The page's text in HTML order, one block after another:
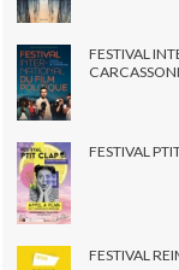
FESTIVAL
FESTIVAL
FESTIVAL